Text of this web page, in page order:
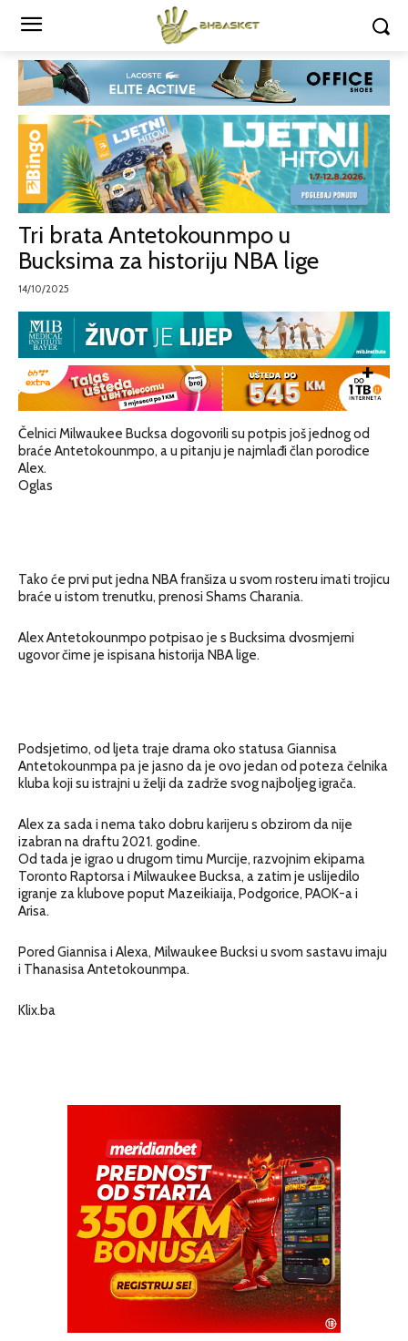
Tri brata Antetokounmpo u
Bucksima za historiju NBA lige
14/10/2025
Čelnici Milwaukee Bucksa dogovorili su potpis još jednog od
braće Antetokounmpo, a u pitanju je najmlađi član porodice
Alex.
Oglas
Tako će prvi put jedna NBA franšiza u svom rosteru imati trojicu
braće u istom trenutku, prenosi Shams Charania.
Alex Antetokounmpo potpisao je s Bucksima dvosmjerni
ugovor čime je ispisana historija NBA lige.
Podsjetimo, od ljeta traje drama oko statusa Giannisa
Antetokounmpa pa je jasno da je ovo jedan od poteza čelnika
kluba koji su istrajni u želji da zadrže svog najboljeg igrača.
Alex za sada i nema tako dobru karijeru s obzirom da nije
izabran na draftu 2021. godine.
Od tada je igrao u drugom timu Murcije, razvojnim ekipama
Toronto Raptorsa i Milwaukee Bucksa, a zatim je uslijedilo
igranje za klubove poput Mazeikiaija, Podgorice, PAOK-a i
Arisa.
Pored Giannisa i Alexa, Milwaukee Bucksi u svom sastavu imaju
i Thanasisa Antetokounmpa.
Klix.ba